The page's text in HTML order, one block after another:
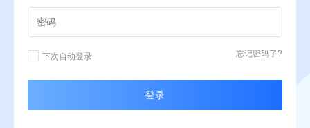
下次自动登录 忘记密码了?
登录